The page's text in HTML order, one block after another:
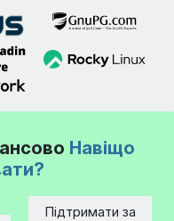
Навіщо
Підтримати за